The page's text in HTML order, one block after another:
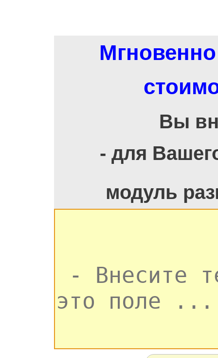
Вы
- для
модуль